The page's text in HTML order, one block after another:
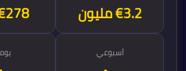
€3.3 مليون €278 ألف
أسبوعي يومي